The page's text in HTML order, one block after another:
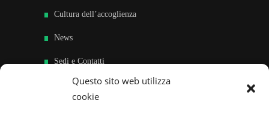
Questo sito web utilizza
cookie
Cultura dell’accoglienza
News
Sedi e Contatti
Sostieni